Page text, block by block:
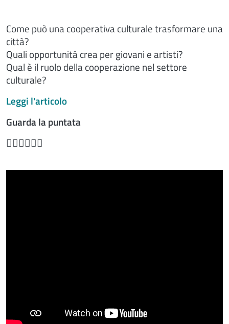
Come può una cooperativa culturale trasformare una
città?
Quali opportunità crea per giovani e artisti?
Qual è il ruolo della cooperazione nel settore
culturale?
Leggi l'articolo
Guarda la puntata
👇🏼👇🏼👇🏼